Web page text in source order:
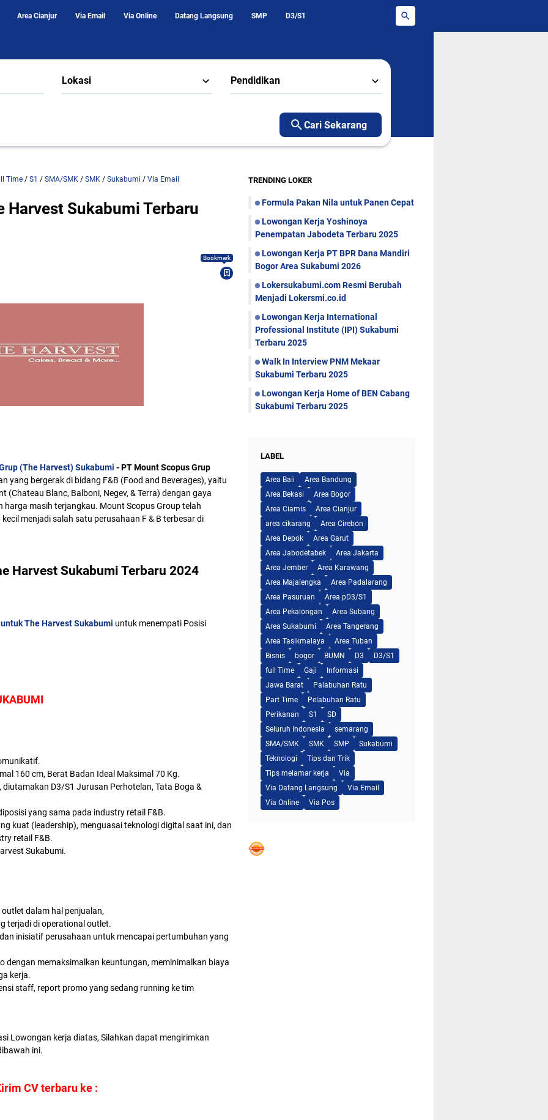
Area Cianjur Via Email Via Online Datang Langsung SMP D3/S1
Lokasi Pendidikan
Cari Sekarang
Time / S1 / SMA/SMK / SMK / Sukabumi / Via Email
Harvest Sukabumi Terbaru
Bookmark
(The Harvest) Sukabumi - PT Mount Scopus Grup
yang bergerak di bidang F&B (Food and Beverages), yaitu
(Chateau Blanc, Balboni, Negev, & Terra) dengan gaya
masih terjangkau. Mount Scopus Group telah
menjadi salah satu perusahaan F & B terbesar di
Harvest Sukabumi Terbaru 2024
The Harvest Sukabumi untuk menempati Posisi
160 cm, Berat Badan Ideal Maksimal 70 Kg.
D3/S1 Jurusan Perhotelan, Tata Boga &
yang sama pada industry retail F&B.
kuat (leadership), menguasai teknologi digital saat ini, dan
retail F&B.
Sukabumi.
dalam hal penjualan,
terjadi di operational outlet.
inisiatif perusahaan untuk mencapai pertumbuhan yang
dengan memaksimalkan keuntungan, meminimalkan biaya
kerja.
staff, report promo yang sedang running ke tim
Lowongan kerja diatas, Silahkan dapat mengirimkan
ini.
CV terbaru ke :
TRENDING LOKER
Formula Pakan Nila untuk Panen Cepat
Lowongan Kerja Yoshinoya
Penempatan Jabodeta Terbaru 2025
Lowongan Kerja PT BPR Dana Mandiri
Bogor Area Sukabumi 2026
Lokersukabumi.com Resmi Berubah
Menjadi Lokersmi.co.id
Lowongan Kerja International
Professional Institute (IPI) Sukabumi
Terbaru 2025
Walk In Interview PNM Mekaar
Sukabumi Terbaru 2025
Lowongan Kerja Home of BEN Cabang
Sukabumi Terbaru 2025
LABEL
Area Bali
Area Bandung
Area Bekasi
Area Bogor
Area Ciamis
Area Cianjur
area cikarang
Area Cirebon
Area Depok
Area Garut
Area Jabodetabek
Area Jakarta
Area Jember
Area Karawang
Area Majalengka
Area Padalarang
Area Pasuruan
Area pD3/S1
Area Pekalongan
Area Subang
Area Sukabumi
Area Tangerang
Area Tasikmalaya
Area Tuban
Bisnis
bogor BUMN D3
D3/S1
full Time
Gaji
Informasi
Jawa Barat
Palabuhan Ratu
Part Time
Pelabuhan Ratu
Perikanan
S1
SD
Seluruh Indonesia
semarang
SMA/SMK
SMK SMP
Sukabumi
Teknologi
Tips dan Trik
Tips melamar kerja
Via
Via Datang Langsung
Via Email
Via Online
Via Pos